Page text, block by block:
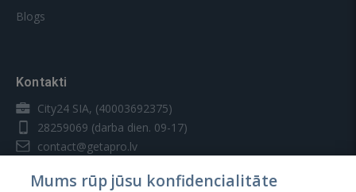
Blogs
Kontakti
City24 SIA, (40003692375)
28259069 (darba dien. 09-17)
contact@getapro.lv
Mums rūp jūsu konfidencialitāte